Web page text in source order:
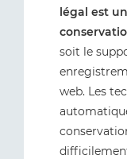
légal est
soit le
web. Les